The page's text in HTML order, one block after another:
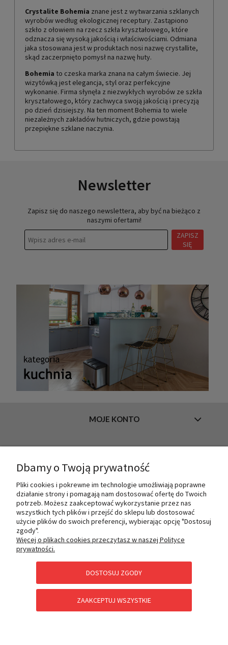
Crystalite Bohemia znane jest z wytwarzania szklanych
wyrobów według ekologicznej receptury. Zastąpiono
szkło z ołowiem na rzecz szkła kryształowego, które
odznacza się wysoką jakością i właściwościami. Odmiana
jaka stosowana jest w produktach nosi nazwę crystallite,
skąd zaczerpnięto pomysł na nazwę huty.
Bohemia to czeska marka znana na całym świecie. Jej
wizytówką jest elegancja, styl oraz perfekcyjne
wykonanie. Firma słynęła z niezwykłych wyrobów ze szkła
kryształowego, który zachwyca swoją jakością i precyzją
po dzień dzisiejszy. Na ten moment Bohemia to wiele
niezależnych zakładów hutniczych, gdzie powstają
przepiękne szklane naczynia.
Newsletter
Zapisz się do naszego newslettera, aby być na bieżąco z
naszymi ofertami!
ZAPISZ
SIĘ
MOJE KONTO
O NAS
PŁATNOŚCI I DOSTAWA
POMOC
Dbamy o Twoją prywatność
Pliki cookies i pokrewne im technologie umożliwiają poprawne
działanie strony i pomagają nam dostosować ofertę do Twoich
potrzeb. Możesz zaakceptować wykorzystanie przez nas
wszystkich tych plików i przejść do sklepu lub dostosować
użycie plików do swoich preferencji, wybierając opcję "Dostosuj
zgody".
Więcej o plikach cookies przeczytasz w naszej Polityce
prywatności.
DOSTOSUJ ZGODY
ZAAKCEPTUJ WSZYSTKIE